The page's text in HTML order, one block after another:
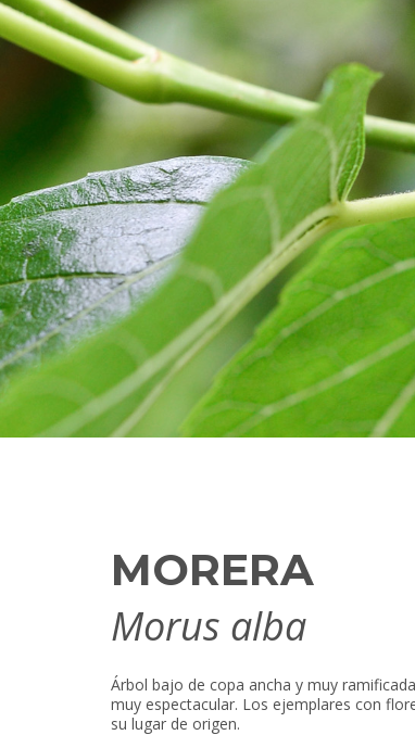
MORERA
Morus alba
Árbol bajo de copa ancha y muy
muy espectacular. Los ejemplares con
su lugar de origen.